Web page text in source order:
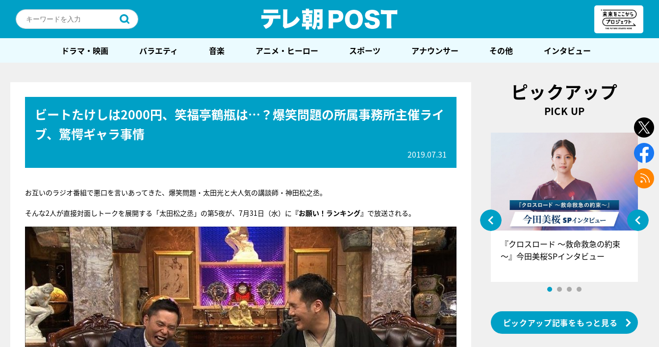
ドラマ・映画 バラエティ 音楽 アニメ・ヒーロー スポーツ アナウンサー その他 インタビュー
ビートたけしは2000円、笑福亭鶴瓶は…？爆笑問題の所属事務所主催ライ
ブ、驚愕ギャラ事情
2019.07.31
お互いのラジオ番組で悪口を言いあってきた、爆笑問題・太田光と大人気の講談師・神田松之丞。
そんな2人が直接対面しトークを展開する「太田松之丞」の第5夜が、7月31日（水）に 『お願い！ランキング』 で放送される。
ピックアップ
PICK UP
『アイ＝ラブ！げーみんぐ』＝LOV
E齋藤樹愛羅＆佐々木舞香SPインタ
ビュー
『クロスロード ～救命救急の約束
～』今田美桜SPインタビュー
ピックアップ記事をもっと見る